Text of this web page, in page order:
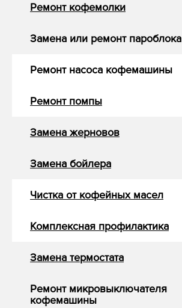
Ремонт кофемолки
Замена или ремонт пароблока
Ремонт насоса кофемашины
Ремонт помпы
Замена жерновов
Замена бойлера
Чистка от кофейных масел
Комплексная профилактика
Замена термостата
Ремонт микровыключателя
кофемашины